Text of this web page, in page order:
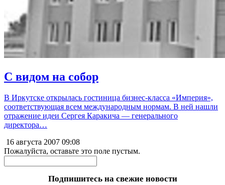
С видом на собор
В Иркутске открылась гостиница бизнес-класса «Империя»,
соответствующая всем международным нормам. В ней нашли
отражение идеи Сергея Каракича — генерального
директора…
16 августа 2007 09:08
Пожалуйста, оставьте это поле пустым.
Подпишитесь на свежие новости